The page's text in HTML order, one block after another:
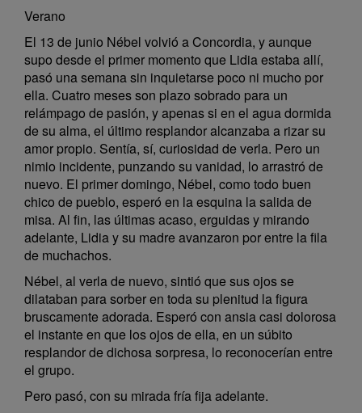
Verano
El 13 de junio Nébel volvió a Concordia, y aunque
supo desde el primer momento que Lidia estaba allí,
pasó una semana sin inquietarse poco ni mucho por
ella. Cuatro meses son plazo sobrado para un
relámpago de pasión, y apenas si en el agua dormida
de su alma, el último resplandor alcanzaba a rizar su
amor propio. Sentía, sí, curiosidad de verla. Pero un
nimio incidente, punzando su vanidad, lo arrastró de
nuevo. El primer domingo, Nébel, como todo buen
chico de pueblo, esperó en la esquina la salida de
misa. Al fin, las últimas acaso, erguidas y mirando
adelante, Lidia y su madre avanzaron por entre la fila
de muchachos.
Nébel, al verla de nuevo, sintió que sus ojos se
dilataban para sorber en toda su plenitud la figura
bruscamente adorada. Esperó con ansia casi dolorosa
el instante en que los ojos de ella, en un súbito
resplandor de dichosa sorpresa, lo reconocerían entre
el grupo.
Pero pasó, con su mirada fría fija adelante.